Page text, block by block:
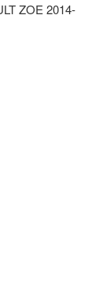
ZOE 2014-